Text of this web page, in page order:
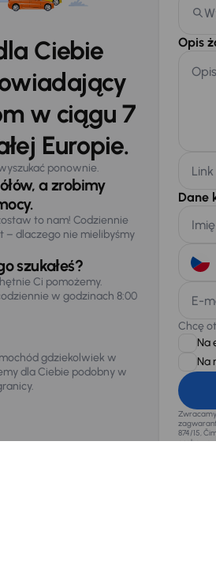
Ciebie
w ciągu 7
Europie.
ponownie.
a zrobimy
to nam! Codziennie
– dlaczego nie mielibyśmy
szukałeś?
Ci pomożemy.
w godzinach 8:00
gdziekolwiek w
dla Ciebie podobny w
Opis
Dane
E-
Chcę
Na
Na
874/15,
osobowe